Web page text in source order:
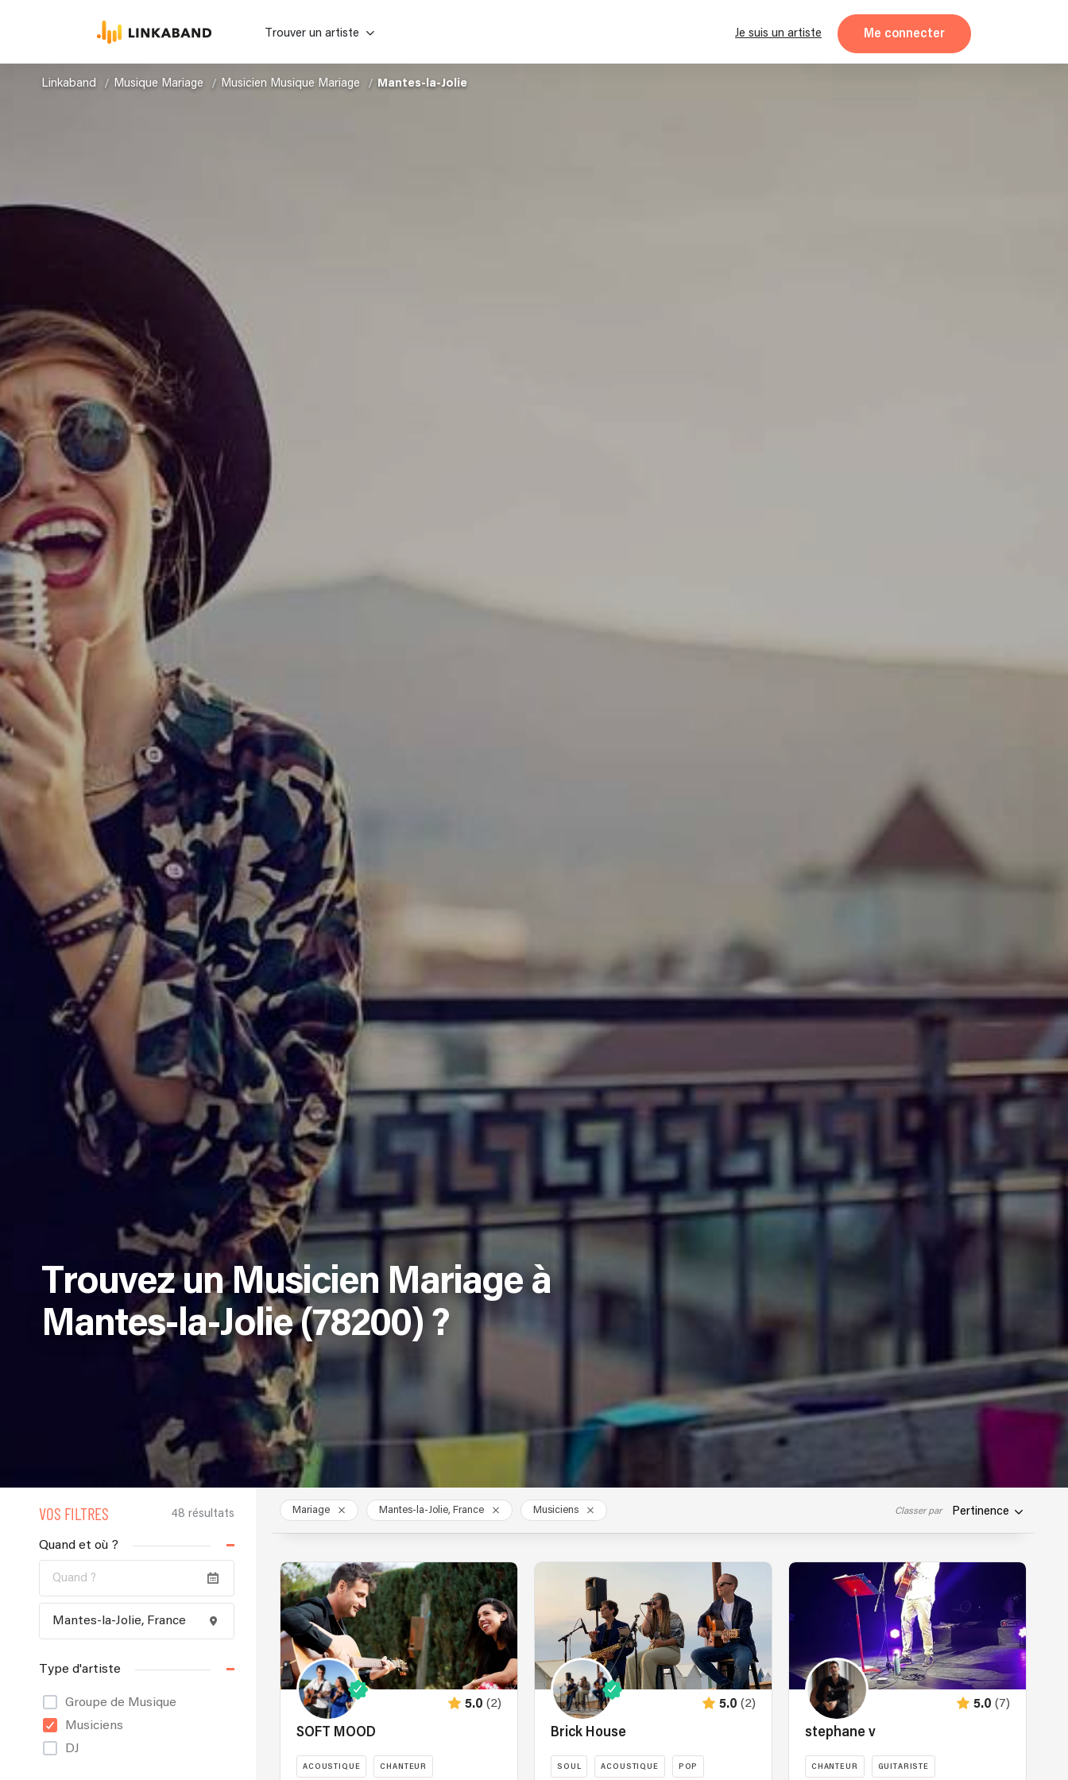
Trouver un artiste Je suis un artiste Me connecter
Linkaband Musique Mariage Musicien Musique Mariage Mantes-la-Jolie
Trouvez un Musicien Mariage à
Mantes-la-Jolie (78200) ?
VOS FILTRES 48 résultats
Quand et où ?
Type d'artiste
Groupe de Musique
Musiciens
DJ
Mariage Mantes-la-Jolie, France Musiciens Classer par Pertinence
5.0 (2)
SOFT MOOD
ACOUSTIQUE CHANTEUR
5.0 (2)
Brick House
SOUL ACOUSTIQUE POP
5.0 (7)
stephane v
CHANTEUR GUITARISTE